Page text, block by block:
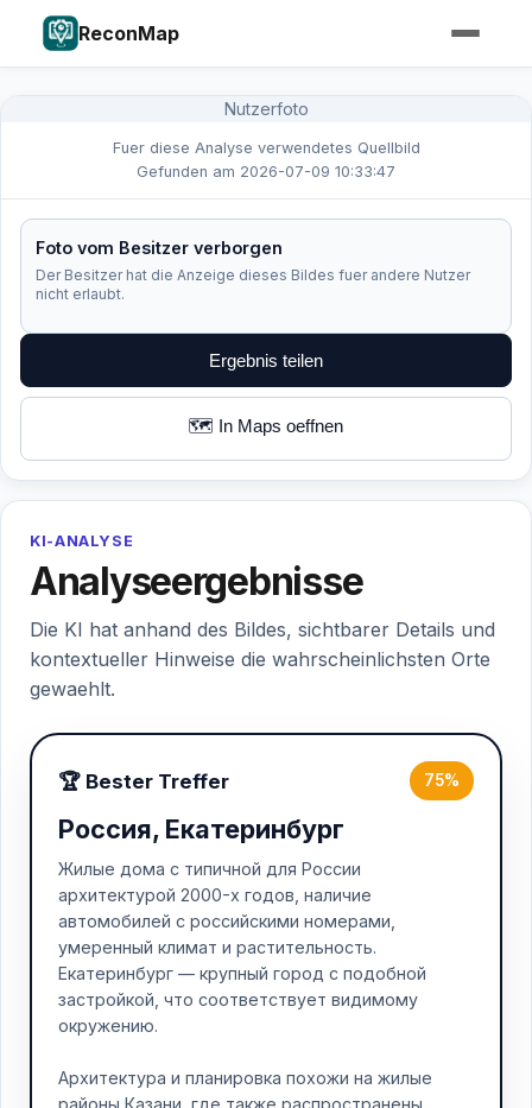
ReconMap
Nutzerfoto
Fuer diese Analyse verwendetes Quellbild
Gefunden am 2026-07-09 10:33:47
Foto vom Besitzer verborgen
Der Besitzer hat die Anzeige dieses Bildes fuer andere Nutzer
nicht erlaubt.
Ergebnis teilen
🗺️ In Maps oeffnen
KI-ANALYSE
Analyseergebnisse
Die KI hat anhand des Bildes, sichtbarer Details und
kontextueller Hinweise die wahrscheinlichsten Orte
gewaehlt.
🏆 Bester Treffer 75%
Россия, Екатеринбург
Жилые дома с типичной для России
архитектурой 2000-х годов, наличие
автомобилей с российскими номерами,
умеренный климат и растительность.
Екатеринбург — крупный город с подобной
застройкой, что соответствует видимому
окружению.
Архитектура и планировка похожи на жилые
районы Казани, где также распространены